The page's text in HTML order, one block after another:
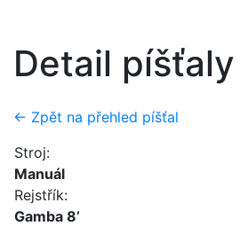
Detail píšťaly
← Zpět na přehled píšťal
Stroj:
Manuál
Rejstřík:
Gamba 8’